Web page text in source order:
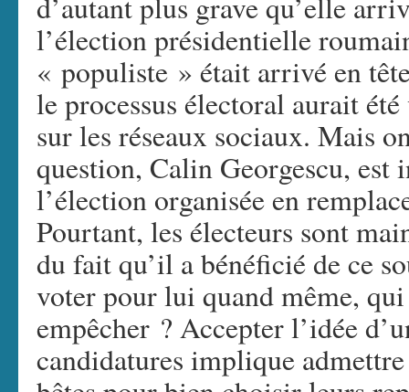
l’élection présidentielle
« populiste » était arrivé en
le processus électoral aurait
sur les réseaux sociaux. Mais
question, Calin Georgescu, est
l’élection organisée en
Pourtant, les électeurs sont
du fait qu’il a bénéficié de ce
voter pour lui quand même,
empêcher ? Accepter l’idée
candidatures implique